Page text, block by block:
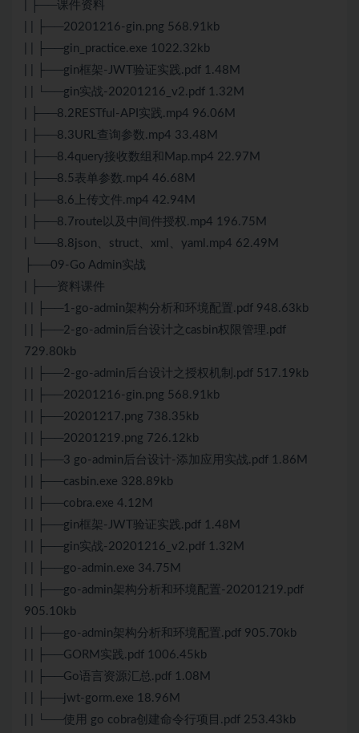
| ├──课件资料
| | ├──20201216-gin.png 568.91kb
| | ├──gin_practice.exe 1022.32kb
| | ├──gin框架-JWT验证实践.pdf 1.48M
| | └──gin实战-20201216_v2.pdf 1.32M
| ├──8.2RESTful-API实践.mp4 96.06M
| ├──8.3URL查询参数.mp4 33.48M
| ├──8.4query接收数组和Map.mp4 22.97M
| ├──8.5表单参数.mp4 46.68M
| ├──8.6上传文件.mp4 42.94M
| ├──8.7route以及中间件授权.mp4 196.75M
| └──8.8json、struct、xml、yaml.mp4 62.49M
├──09-Go Admin实战
| ├──资料课件
| | ├──1-go-admin架构分析和环境配置.pdf 948.63kb
| | ├──2-go-admin后台设计之casbin权限管理.pdf
729.80kb
| | ├──2-go-admin后台设计之授权机制.pdf 517.19kb
| | ├──20201216-gin.png 568.91kb
| | ├──20201217.png 738.35kb
| | ├──20201219.png 726.12kb
| | ├──3 go-admin后台设计-添加应用实战.pdf 1.86M
| | ├──casbin.exe 328.89kb
| | ├──cobra.exe 4.12M
| | ├──gin框架-JWT验证实践.pdf 1.48M
| | ├──gin实战-20201216_v2.pdf 1.32M
| | ├──go-admin.exe 34.75M
| | ├──go-admin架构分析和环境配置-20201219.pdf
905.10kb
| | ├──go-admin架构分析和环境配置.pdf 905.70kb
| | ├──GORM实践.pdf 1006.45kb
| | ├──Go语言资源汇总.pdf 1.08M
| | ├──jwt-gorm.exe 18.96M
| | └──使用 go cobra创建命令行项目.pdf 253.43kb